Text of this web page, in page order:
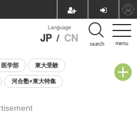
menu
Language
JP / CN search
医学部 東大受験
河合塾×東大特集
明会・相談会